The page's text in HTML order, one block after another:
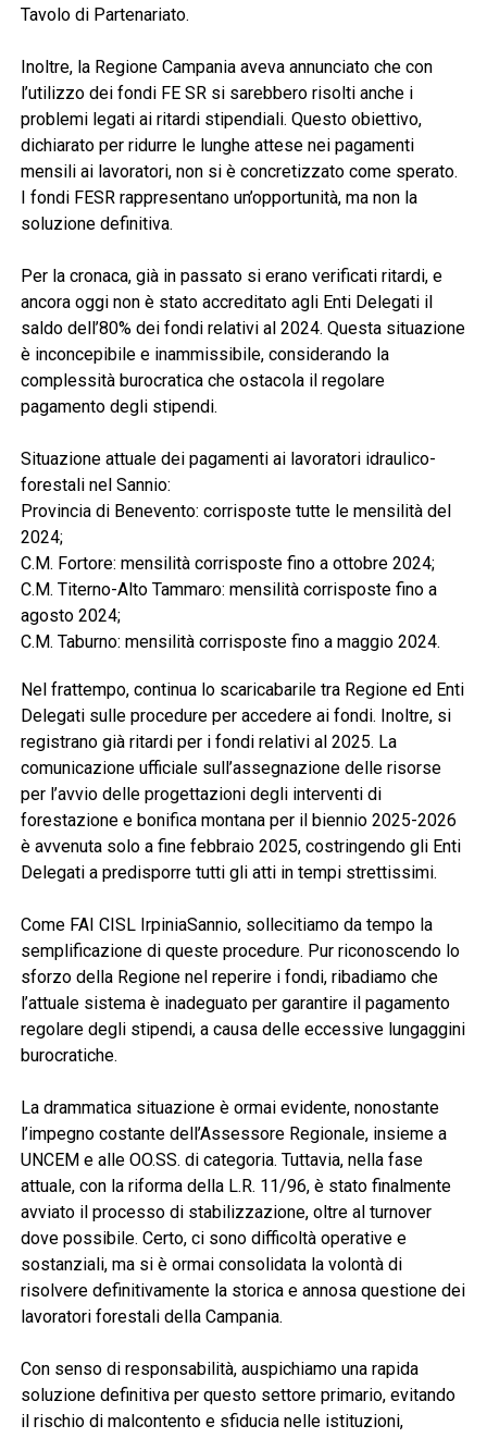
Tavolo di Partenariato.
Inoltre, la Regione Campania aveva annunciato che con
l’utilizzo dei fondi FE SR si sarebbero risolti anche i
problemi legati ai ritardi stipendiali. Questo obiettivo,
dichiarato per ridurre le lunghe attese nei pagamenti
mensili ai lavoratori, non si è concretizzato come sperato.
I fondi FESR rappresentano un’opportunità, ma non la
soluzione definitiva.
Per la cronaca, già in passato si erano verificati ritardi, e
ancora oggi non è stato accreditato agli Enti Delegati il
saldo dell’80% dei fondi relativi al 2024. Questa situazione
è inconcepibile e inammissibile, considerando la
complessità burocratica che ostacola il regolare
pagamento degli stipendi.
Situazione attuale dei pagamenti ai lavoratori idraulico-
forestali nel Sannio:
Provincia di Benevento: corrisposte tutte le mensilità del
2024;
C.M. Fortore: mensilità corrisposte fino a ottobre 2024;
C.M. Titerno-Alto Tammaro: mensilità corrisposte fino a
agosto 2024;
C.M. Taburno: mensilità corrisposte fino a maggio 2024.
Nel frattempo, continua lo scaricabarile tra Regione ed Enti
Delegati sulle procedure per accedere ai fondi. Inoltre, si
registrano già ritardi per i fondi relativi al 2025. La
comunicazione ufficiale sull’assegnazione delle risorse
per l’avvio delle progettazioni degli interventi di
forestazione e bonifica montana per il biennio 2025-2026
è avvenuta solo a fine febbraio 2025, costringendo gli Enti
Delegati a predisporre tutti gli atti in tempi strettissimi.
Come FAI CISL IrpiniaSannio, sollecitiamo da tempo la
semplificazione di queste procedure. Pur riconoscendo lo
sforzo della Regione nel reperire i fondi, ribadiamo che
l’attuale sistema è inadeguato per garantire il pagamento
regolare degli stipendi, a causa delle eccessive lungaggini
burocratiche.
La drammatica situazione è ormai evidente, nonostante
l’impegno costante dell’Assessore Regionale, insieme a
UNCEM e alle OO.SS. di categoria. Tuttavia, nella fase
attuale, con la riforma della L.R. 11/96, è stato finalmente
avviato il processo di stabilizzazione, oltre al turnover
dove possibile. Certo, ci sono difficoltà operative e
sostanziali, ma si è ormai consolidata la volontà di
risolvere definitivamente la storica e annosa questione dei
lavoratori forestali della Campania.
Con senso di responsabilità, auspichiamo una rapida
soluzione definitiva per questo settore primario, evitando
il rischio di malcontento e sfiducia nelle istituzioni,